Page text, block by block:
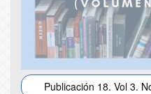
Publicación 18. Vol 3.